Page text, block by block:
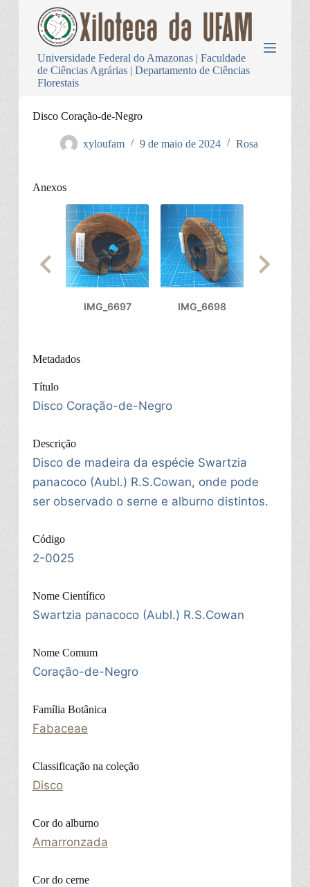
Universidade Federal do Amazonas | Faculdade
de Ciências Agrárias | Departamento de Ciências
Florestais
Disco Coração-de-Negro
xyloufam 9 de maio de 2024 Rosa
Anexos
IMG_6697 IMG_6698
Metadados
Título
Disco Coração-de-Negro
Descrição
Disco de madeira da espécie Swartzia
panacoco (Aubl.) R.S.Cowan, onde pode
ser observado o serne e alburno distintos.
Código
2-0025
Nome Científico
Swartzia panacoco (Aubl.) R.S.Cowan
Nome Comum
Coração-de-Negro
Família Botânica
Fabaceae
Classificação na coleção
Disco
Cor do alburno
Amarronzada
Cor do cerne